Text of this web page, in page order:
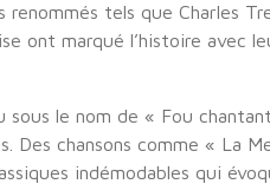
renommés tels que Charles
ont marqué l’histoire avec
sous le nom de « Fou
Des chansons comme « La
indémodables qui